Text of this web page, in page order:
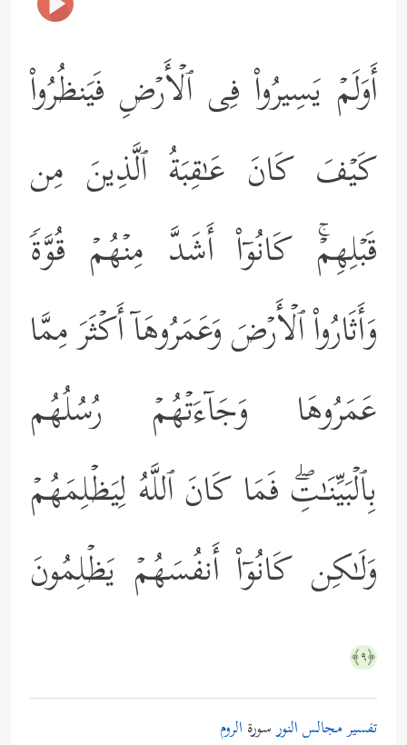
أَوَلَمۡ یَسِیرُواْ فِی ٱلۡأَرۡضِ فَیَنظُرُواْ
كَیۡفَ كَانَ عَـٰقِبَةُ ٱلَّذِینَ مِن
قَبۡلِهِمۡۚ كَانُوۤاْ أَشَدَّ مِنۡهُمۡ قُوَّةࣰ
وَأَثَارُواْ ٱلۡأَرۡضَ وَعَمَرُوهَاۤ أَكۡثَرَ مِمَّا
عَمَرُوهَا وَجَاۤءَتۡهُمۡ رُسُلُهُم
بِٱلۡبَیِّنَـٰتِۖ فَمَا كَانَ ٱللَّهُ لِیَظۡلِمَهُمۡ
وَلَـٰكِن كَانُوۤاْ أَنفُسَهُمۡ یَظۡلِمُونَ
﴿٩﴾
تفسير مجالس النورسورة الروم